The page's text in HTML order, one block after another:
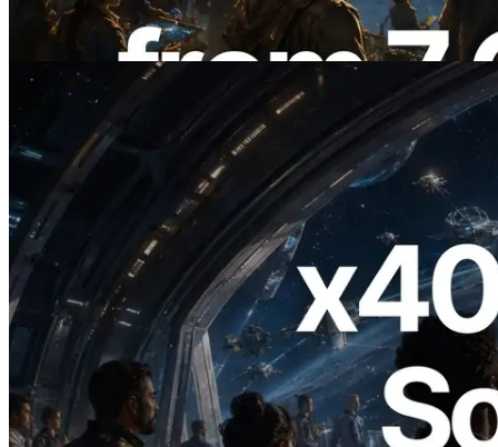
2026.07.04
ERPC lance un RPC Solana compatible
x402 — L'ère où les agents IA paient à la
demande les API dont ils ont besoin